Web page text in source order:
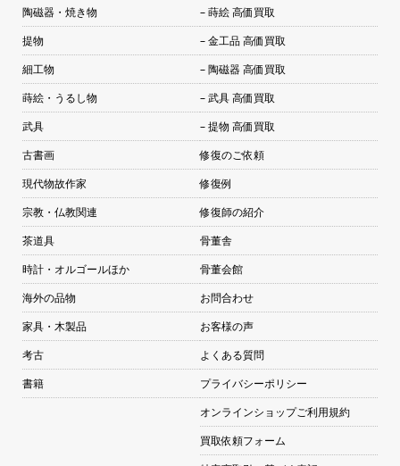
陶磁器・焼き物
提物
細工物
蒔絵・うるし物
武具
古書画
現代物故作家
宗教・仏教関連
茶道具
時計・オルゴールほか
海外の品物
家具・木製品
考古
書籍
– 蒔絵 高価買取
– 金工品 高価買取
– 陶磁器 高価買取
– 武具 高価買取
– 提物 高価買取
修復のご依頼
修復例
修復師の紹介
骨董舎
骨董会館
お問合わせ
お客様の声
よくある質問
プライバシーポリシー
オンラインショップご利用規約
買取依頼フォーム